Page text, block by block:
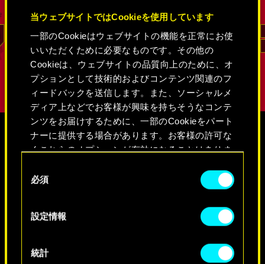
当ウェブサイトではCookieを使用しています
一部のCookieはウェブサイトの機能を正常にお使
いいただくために必要なものです。その他の
Cookieは、ウェブサイトの品質向上のために、オ
プションとして技術的およびコンテンツ関連のフ
ィードバックを送信します。また、ソーシャルメ
ディア上などでお客様が興味を持ちそうなコンテ
ンツをお届けするために、一部のCookieをパート
ナーに提供する場合があります。お客様の許可な
くこれらのオプションが有効になることはありま
Cookieの使用およびパフォーマンスの変更点に関
する詳細は、下記の「設定」メニューでご確認く
ださい。
必須
設定情報
統計
リード
このページには、未成年者
に不適切と思われる内容が
[OK]をクリックして、あなたが成人であ
動画 コンセプト